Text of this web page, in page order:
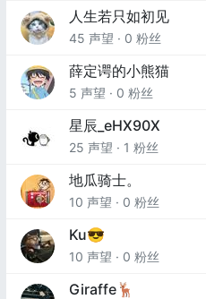
人生若只如初见
45 声望 · 0 粉丝
薛定谔的小熊猫
5 声望 · 0 粉丝
星辰_eHX90X
25 声望 · 1 粉丝
地瓜骑士。
10 声望 · 0 粉丝
Ku😎
10 声望 · 0 粉丝
Giraffe🦌